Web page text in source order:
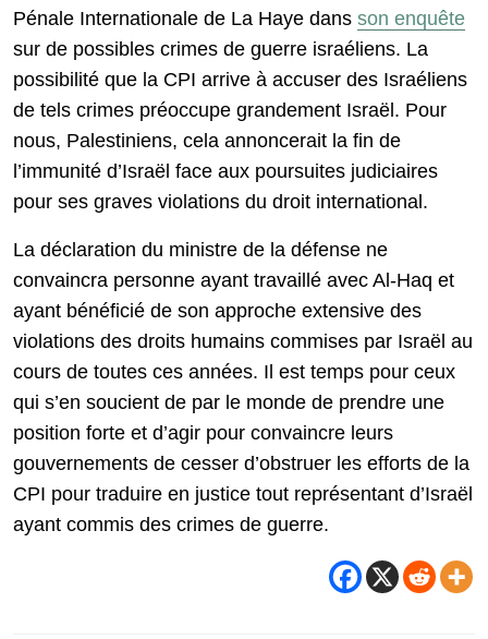
Pénale Internationale de La Haye dans son enquête
sur de possibles crimes de guerre israéliens. La
possibilité que la CPI arrive à accuser des Israéliens
de tels crimes préoccupe grandement Israël. Pour
nous, Palestiniens, cela annoncerait la fin de
l’immunité d’Israël face aux poursuites judiciaires
pour ses graves violations du droit international.
La déclaration du ministre de la défense ne
convaincra personne ayant travaillé avec Al-Haq et
ayant bénéficié de son approche extensive des
violations des droits humains commises par Israël au
cours de toutes ces années. Il est temps pour ceux
qui s’en soucient de par le monde de prendre une
position forte et d’agir pour convaincre leurs
gouvernements de cesser d’obstruer les efforts de la
CPI pour traduire en justice tout représentant d’Israël
ayant commis des crimes de guerre.